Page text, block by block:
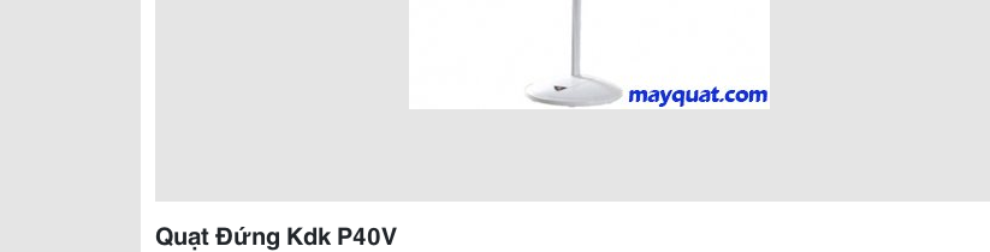
Quạt Đứng Kdk P40V